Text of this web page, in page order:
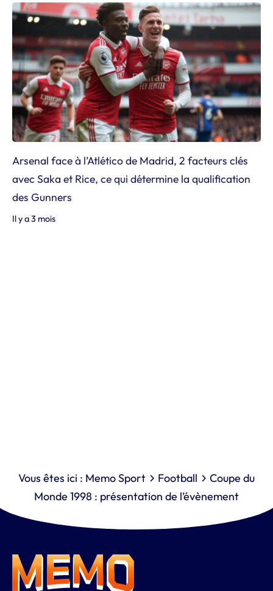
Arsenal face à l’Atlético de Madrid, 2 facteurs clés
avec Saka et Rice, ce qui détermine la qualification
des Gunners
Il y a 3 mois
Vous êtes ici : Memo Sport Football
Coupe du
Monde 1998 : présentation de l’évènement